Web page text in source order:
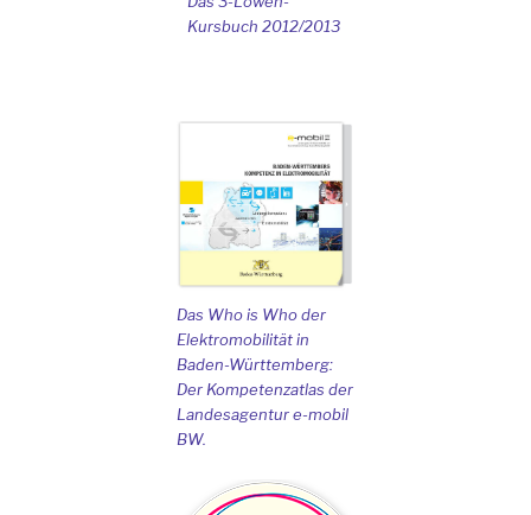
Kursbuch 2012/2013
Das Who is Who der
Elektromobilität in
Baden-Württemberg:
Der Kompetenzatlas der
Landesagentur e-mobil
BW.